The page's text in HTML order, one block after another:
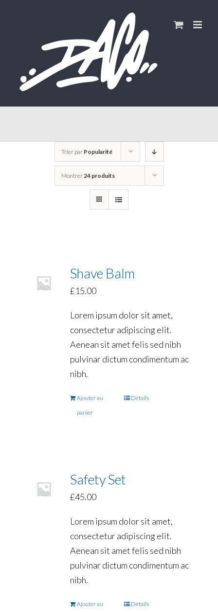
Trier par Popularité
Montrer24 produits
Shave Balm
£15.00
Lorem ipsum dolor sit amet,
consectetur adipiscing elit.
Aenean sit amet felis sed nibh
pulvinar dictum condimentum ac
nibh.
Ajouter au
panier
Détails
Safety Set
£45.00
Lorem ipsum dolor sit amet,
consectetur adipiscing elit.
Aenean sit amet felis sed nibh
pulvinar dictum condimentum ac
nibh.
Ajouter au
Détails